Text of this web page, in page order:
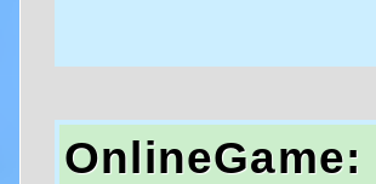
OnlineGame: